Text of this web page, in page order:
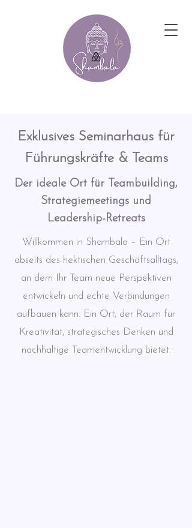
Exklusives Seminarhaus für
Führungskräfte & Teams
Der ideale Ort für Teambuilding,
Strategiemeetings und
Leadership-Retreats
Willkommen in Shambala – Ein Ort
abseits des hektischen Geschäftsalltags,
an dem Ihr Team neue Perspektiven
entwickeln und echte Verbindungen
aufbauen kann. Ein Ort, der Raum für
Kreativität, strategisches Denken und
nachhaltige Teamentwicklung bietet.